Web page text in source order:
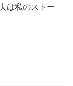
は私のストー